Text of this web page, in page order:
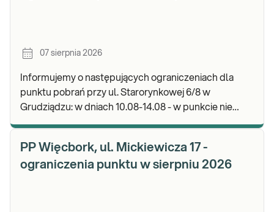
07 sierpnia 2026
Informujemy o następujących ograniczeniach dla
punktu pobrań przy ul. Starorynkowej 6/8 w
Grudziądzu: w dniach 10.08-14.08 - w punkcie nie
PP Więcbork, ul. Mickiewicza 17 -
ograniczenia punktu w sierpniu 2026